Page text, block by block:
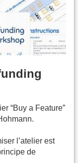
“Buy a Feature”
l’atelier est
de